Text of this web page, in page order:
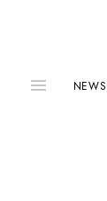
NEWS